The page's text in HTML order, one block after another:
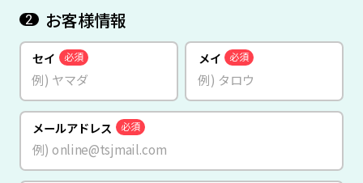
2 お客様情報
セイ 必須 メイ 必須
メールアドレス 必須